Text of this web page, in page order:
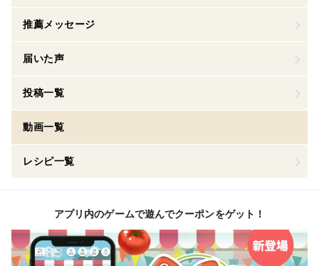
推薦メッセージ
届いた声
投稿一覧
動画一覧
レシピ一覧
アプリ内のゲームで遊んでクーポンをゲット！